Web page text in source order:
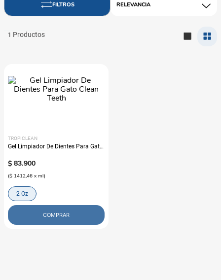
RELEVANCIA
1
TROPICLEAN
Gel Limpiador De Dientes Para Gato
$ 83.900
($ 1412,46 x ml)
2 Oz
COMPRAR